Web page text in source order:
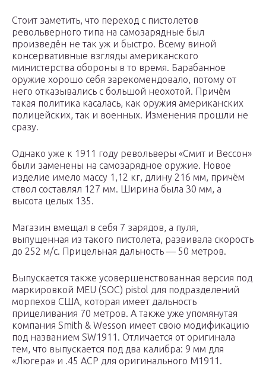
Стоит заметить, что переход с пистолетов
револьверного типа на самозарядные был
произведён не так уж и быстро. Всему виной
консервативные взгляды американского
министерства обороны в то время. Барабанное
оружие хорошо себя зарекомендовало, потому от
него отказывались с большой неохотой. Причём
такая политика касалась, как оружия американских
полицейских, так и военных. Изменения прошли не
сразу.
Однако уже к 1911 году револьверы «Смит и Вессон»
были заменены на самозарядное оружие. Новое
изделие имело массу 1,12 кг, длину 216 мм, причём
ствол составлял 127 мм. Ширина была 30 мм, а
высота целых 135.
Магазин вмещал в себя 7 зарядов, а пуля,
выпущенная из такого пистолета, развивала скорость
до 252 м/с. Прицельная дальность — 50 метров.
Выпускается также усовершенствованная версия под
маркировкой MEU (SOC) pistol для подразделений
морпехов США, которая имеет дальность
прицеливания 70 метров. А также уже упомянутая
компания Smith & Wesson имеет свою модификацию
под названием SW1911. Отличается от оригинала
тем, что выпускается под два калибра: 9 мм для
«Люгера» и .45 ACP для оригинального M1911.